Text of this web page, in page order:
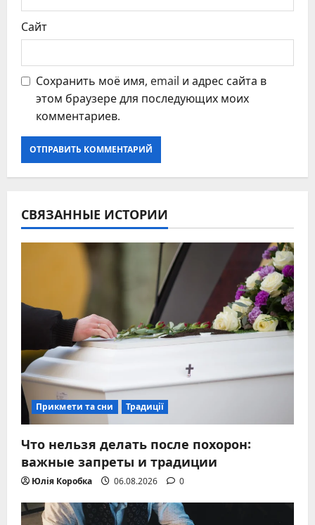
Сайт
Сохранить моё имя, email и адрес сайта в
этом браузере для последующих моих
комментариев.
СВЯЗАННЫЕ ИСТОРИИ
Прикмети та сни Традиції
Что нельзя делать после похорон:
важные запреты и традиции
Юлія Коробка 06.08.2026 0